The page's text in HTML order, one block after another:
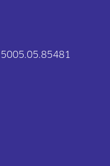
5005.05.85481